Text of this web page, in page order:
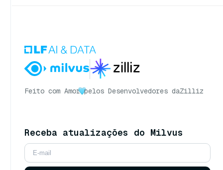
Feito com Amor pelos Desenvolvedores daZilliz
Receba atualizações do Milvus